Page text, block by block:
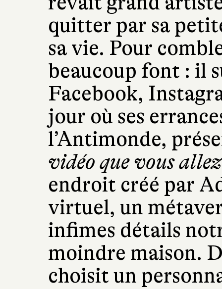
quitter par sa
sa vie. Pour
beaucoup font : il
Facebook,
jour où ses
l’Antimonde,
vidéo que vous
endroit créé par
virtuel, un
infimes détails
moindre maison.
choisit un